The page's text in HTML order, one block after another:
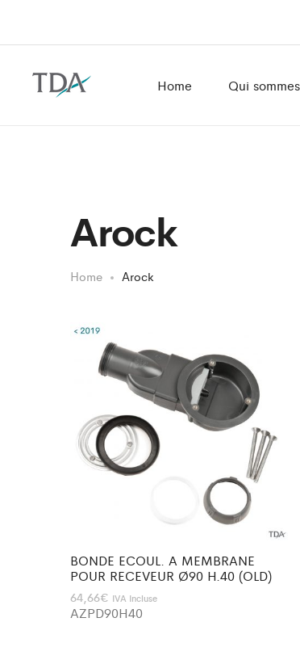
Home Qui
Arock
Home Arock
BONDE ECOUL. A MEMBRANE
POUR RECEVEUR Ø90 H.40 (OLD)
64,66€ IVA Incluse
AZPD90H40